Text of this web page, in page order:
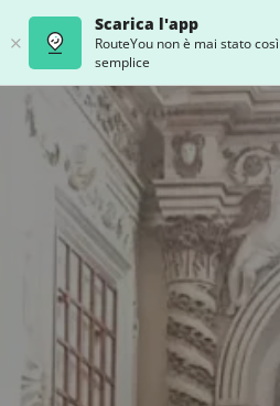
Scarica l'app
RouteYou non è mai stato così
semplice